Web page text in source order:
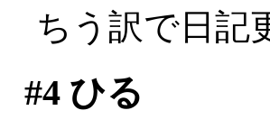
ちう訳で日記
#4ひる